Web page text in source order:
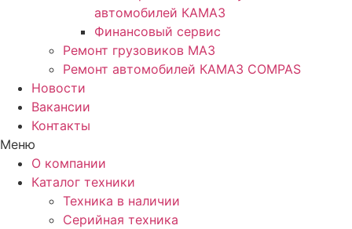
автомобилей КАМАЗ
Финансовый сервис
Ремонт грузовиков МАЗ
Ремонт автомобилей КАМАЗ COMPAS
Новости
Вакансии
Контакты
Меню
О компании
Каталог техники
Техника в наличии
Серийная техника